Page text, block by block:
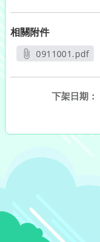
相關附件
0911001.pdf
下架日期：